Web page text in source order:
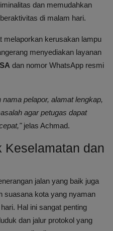
dan memudahkan
di malam hari.
melaporkan kerusakan lampu
menyediakan layanan
dan nomor WhatsApp resmi
pelapor, alamat lengkap,
agar petugas dapat
jelas Achmad.
Keselamatan dan
jalan yang baik juga
suasana kota yang nyaman
Hal ini sangat penting
dan jalur protokol yang